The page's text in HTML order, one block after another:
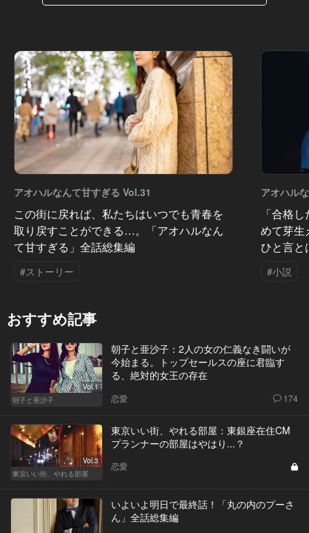
アオハルなんて甘すぎる Vol.31
この街に戻れば、私たちはいつでも青春を
取り戻すことができる…。「アオハルなん
て甘すぎる」全話総集編
#ストーリー
アオハル
「合格
めて芽生
ひと言と
#小説
おすすめ記事
Vol.1
朝子と亜沙子
朝子と亜沙子：2人の女の仁義なき闘いが
今始まる。トップセールスの座に君臨す
る、絶対的女王の存在
恋愛 174
Vol.3
東京いい街、やれる部屋
東京いい街、やれる部屋：東銀座在住CM
プランナーの部屋はやはり...？
恋愛
いよいよ明日で最終話！「丸の内のプーさ
ん」全話総集編